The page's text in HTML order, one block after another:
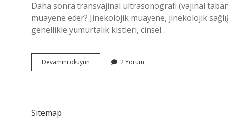
Daha sonra transvajinal ultrasonografi (vajinal
muayene eder? Jinekolojik muayene, jinekolojik
genellikle yumurtalık kistleri, cinsel…
Devamını okuyun
Muayenede
2 Yorum
Sitemap